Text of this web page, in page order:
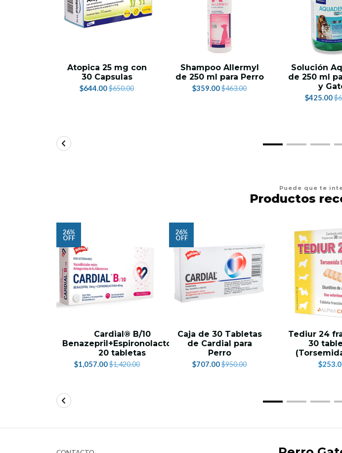
Atopica 25 mg con
30 Capsulas
$644.00$650.00
Shampoo Allermyl
de 250 ml para Perro
$359.00$463.00
Solución
de 250 ml
y
$425.00
Puede que te
Productos
26%
OFF
Cardial® B/10
Benazepril+Espironolactona
20 tabletas
$1,057.00$1,420.00
26%
OFF
Caja de 30 Tabletas
de Cardial para
Perro
$707.00$950.00
Tediur 24
30